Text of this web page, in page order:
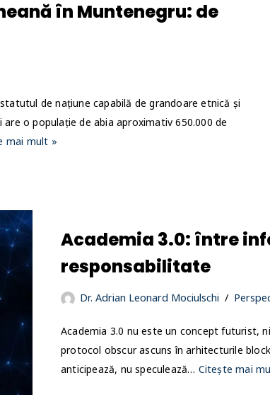
în Muntenegru: de
de națiune capabilă de grandoare etnică și
o populație de abia aproximativ 650.000 de
mai mult »
Academia 3.0: între
responsabilitate
Dr. Adrian Leonard Mociulschi
Academia 3.0 nu este un concept futurist,
protocol obscur ascuns în arhitecturile
anticipează, nu speculează… Citește mai